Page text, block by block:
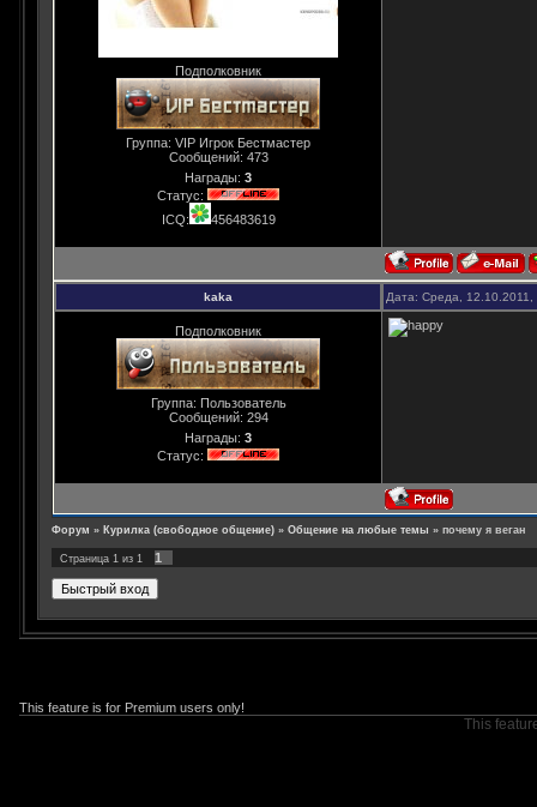
Подполковник
Группа: VIP Игрок Бестмастер
Сообщений: 473
Награды: 3
Статус:
ICQ:
456483619
kaka Дата: Среда,
Подполковник
Группа: Пользователь
Сообщений: 294
Награды: 3
Статус:
Форум » Курилка (свободное общение) » Общение на любые темы » почему я веган
Страница 1 из 1 1
This feature is for Premium users only!
This